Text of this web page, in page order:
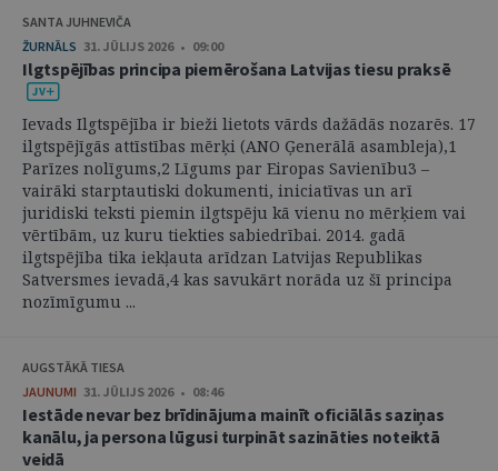
SANTA JUHNEVIČA
ŽURNĀLS 31. JŪLIJS 2026 • 09:00
Ilgtspējības principa piemērošana Latvijas tiesu praksē
Ievads Ilgtspējība ir bieži lietots vārds dažādās nozarēs. 17
ilgtspējīgās attīstības mērķi (ANO Ģenerālā asambleja),1
Parīzes nolīgums,2 Līgums par Eiropas Savienību3 –
vairāki starptautiski dokumenti, iniciatīvas un arī
juridiski teksti piemin ilgtspēju kā vienu no mērķiem vai
vērtībām, uz kuru tiekties sabiedrībai. 2014. gadā
ilgtspējība tika iekļauta arīdzan Latvijas Republikas
Satversmes ievadā,4 kas savukārt norāda uz šī principa
nozīmīgumu ...
AUGSTĀKĀ TIESA
JAUNUMI 31. JŪLIJS 2026 • 08:46
Iestāde nevar bez brīdinājuma mainīt oficiālās saziņas
kanālu, ja persona lūgusi turpināt sazināties noteiktā
veidā